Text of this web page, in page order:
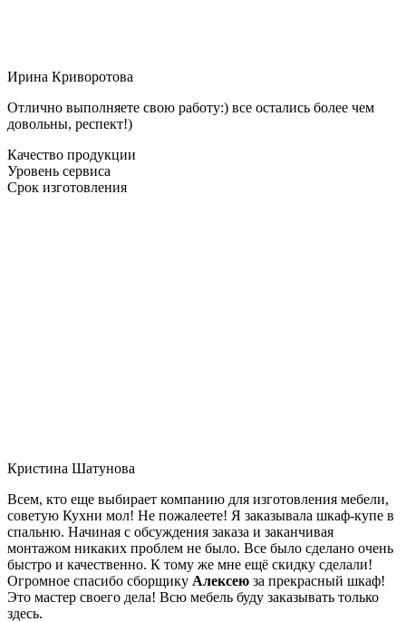
Ирина Криворотова
Отлично выполняете свою работу:) все остались более чем
довольны, респект!)
Качество продукции
Уровень сервиса
Срок изготовления
Кристина Шатунова
Всем, кто еще выбирает компанию для изготовления мебели,
советую Кухни мол! Не пожалеете! Я заказывала шкаф-купе в
спальню. Начиная с обсуждения заказа и заканчивая
монтажом никаких проблем не было. Все было сделано очень
быстро и качественно. К тому же мне ещё скидку сделали!
Огромное спасибо сборщику Алексею за прекрасный шкаф!
Это мастер своего дела! Всю мебель буду заказывать только
здесь.